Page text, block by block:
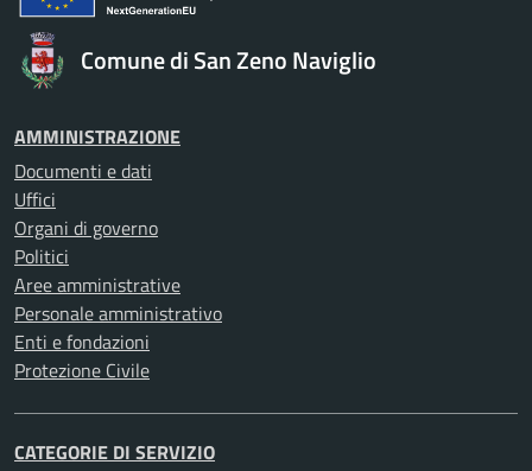
Comune di San Zeno Naviglio
AMMINISTRAZIONE
Documenti e dati
Uffici
Organi di governo
Politici
Aree amministrative
Personale amministrativo
Enti e fondazioni
Protezione Civile
CATEGORIE DI SERVIZIO